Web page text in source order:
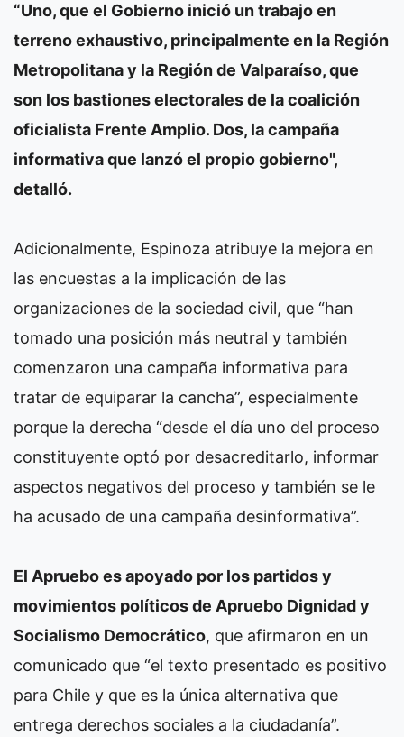
“Uno, que el Gobierno inició un trabajo en
terreno exhaustivo, principalmente en la Región
Metropolitana y la Región de Valparaíso, que
son los bastiones electorales de la coalición
oficialista Frente Amplio. Dos, la campaña
informativa que lanzó el propio gobierno",
detalló.
Adicionalmente, Espinoza atribuye la mejora en
las encuestas a la implicación de las
organizaciones de la sociedad civil, que “han
tomado una posición más neutral y también
comenzaron una campaña informativa para
tratar de equiparar la cancha”, especialmente
porque la derecha “desde el día uno del proceso
constituyente optó por desacreditarlo, informar
aspectos negativos del proceso y también se le
ha acusado de una campaña desinformativa”.
El Apruebo es apoyado por los partidos y
movimientos políticos de Apruebo Dignidad y
Socialismo Democrático, que afirmaron en un
comunicado que “el texto presentado es positivo
para Chile y que es la única alternativa que
entrega derechos sociales a la ciudadanía”.